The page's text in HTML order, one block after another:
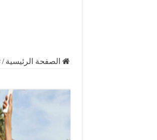
الصفحة الرئيسية /